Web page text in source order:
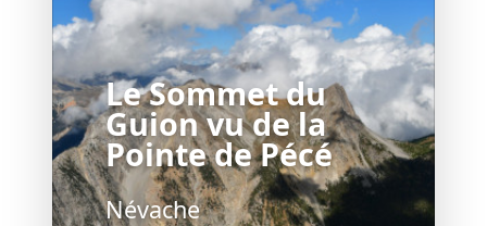
Le Sommet du
Guion vu de la
Pointe de Pécé
Névache